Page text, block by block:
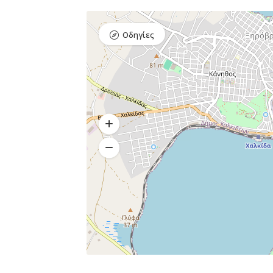
Οδηγίες
Premium Πακέτο
Raval Χαλκιδα
Δημητρίου 1, Xαλκίδα
Διαμονή,
Ξενοδοχεία
Premium
Πακέτο
Kaminos
Resort
Λίμνη,
Βόρεια